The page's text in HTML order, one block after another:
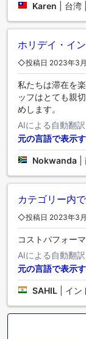
Karen 台湾
ホリデイ・イ
◇投稿日 2023年3
私たちは滞在を
ッフはとても親
めします。
AIによる自動翻訳
元の言語で表示
Nokwanda
カテゴリー内で
◇投稿日 2023年3
コストパフォー
AIによる自動翻訳
元の言語で表示
SAHIL イン